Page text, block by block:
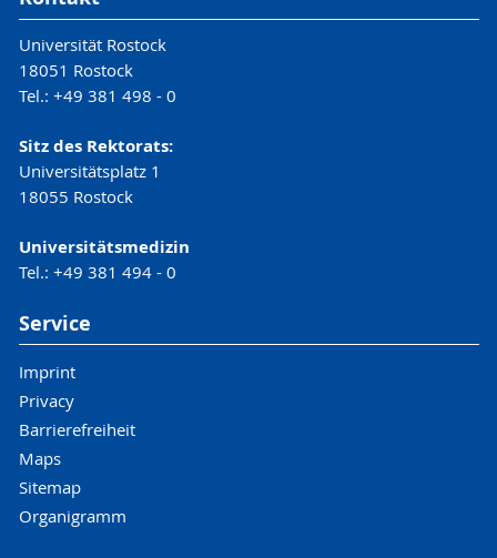
Prüfungsausschuss entscheidet dann in
einer Einzelfallprüfung ob die
Bewerberin/der Bewerber dennoch in den
Studiengang zugelassen wird.
Die verbindlichen Zugangsvoraussetzungen
regelt die Studiengangsspezifische Prüfungs-
und Studienordnung (SPSO) ► siehe
Universität Rostock
18051 Rostock
Tel.: +49 381 498 - 0
Sitz des Rektorats:
Universitätsplatz 1
18055 Rostock
Universitätsmedizin
Tel.: +49 381 494 - 0
Service
Imprint
Privacy
Barrierefreiheit
Maps
Sitemap
Organigramm